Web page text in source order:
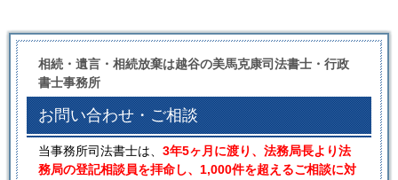
相続・遺言・相続放棄は越谷の美馬克康司法書士・行政
書士事務所
お問い合わせ・ご相談
当事務所司法書士は、 3年5ヶ月に渡り、法務局長より法
務局の登記相談員を拝命し、1,000件を超えるご相談に対